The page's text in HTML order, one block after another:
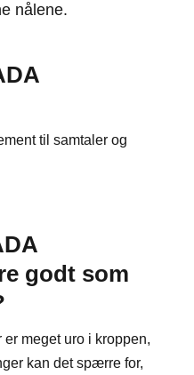
nålene.
til samtaler og
godt som
meget uro i kroppen,
kan det spærre for,